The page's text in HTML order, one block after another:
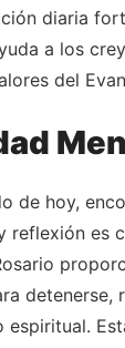
diaria
a los
del
de hoy,
reflexión es
detenerse,
espiritual.